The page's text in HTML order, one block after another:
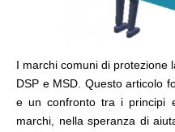
I marchi comuni di protezione
DSP e MSD. Questo articolo
e un confronto tra i principi
marchi, nella speranza di